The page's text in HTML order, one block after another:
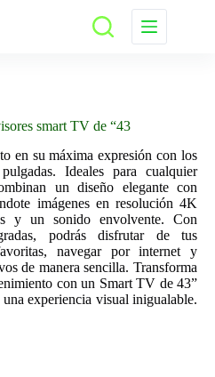
smart TV de “43
en su máxima expresión con los
Ideales para cualquier
un diseño elegante con
imágenes en resolución 4K
y un sonido envolvente. Con
podrás disfrutar de tus
navegar por internet y
de manera sencilla. Transforma
con un Smart TV de 43”
experiencia visual inigualable.